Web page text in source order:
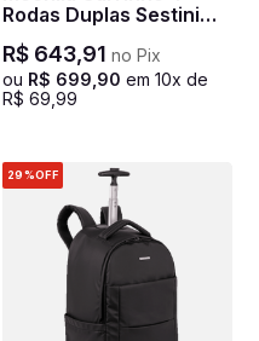
Rodas Duplas Sestini
Rolling Hydroblock -
Preto
R$ 643,91 no Pix
ou R$ 699 90 em 10x de
R$ 69 99
29%OFF